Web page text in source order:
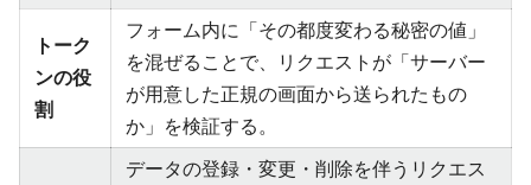
トーク
ンの役
割
フォーム内に「その都度変わる秘密の値」
を混ぜることで、リクエストが「サーバー
が用意した正規の画面から送られたもの
か」を検証する。
データの登録・変更・削除を伴うリクエス